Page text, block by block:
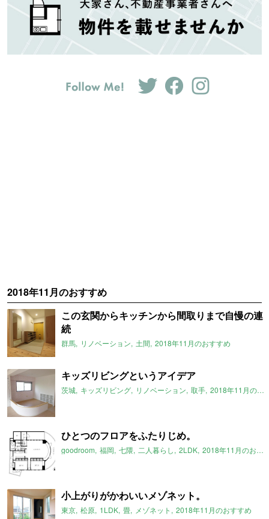
2018年11月のおすすめ
この玄関からキッチンから間取りまで自慢の連
続
群馬 リノベーション 土間 2018年11月のおすすめ
キッズリビングというアイデア
茨城 キッズリビング リノベーション 取手 2018年11月のおすすめ
ひとつのフロアをふたりじめ。
goodroom 福岡 七隈 二人暮らし 2LDK 2018年11月のおすすめ
小上がりがかわいいメゾネット。
東京 松原 1LDK 畳 メゾネット 2018年11月のおすすめ